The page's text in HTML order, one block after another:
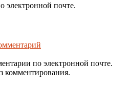
электронной почте.
по электронной почте.
комментирования.